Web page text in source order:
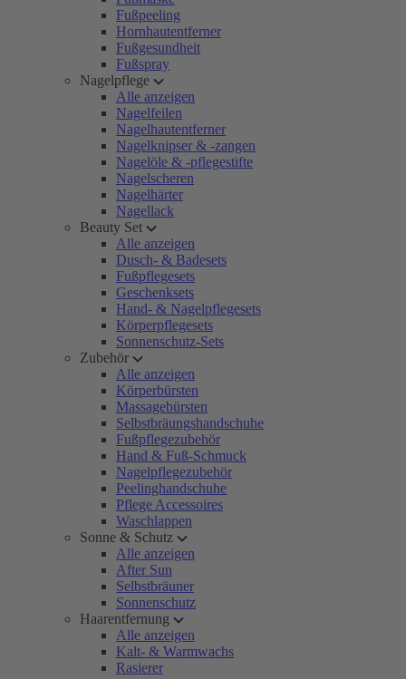
Fußpeeling
Hornhautentferner
Fußgesundheit
Fußspray
Nagelpflege
Alle anzeigen
Nagelfeilen
Nagelhautentferner
Nagelknipser & -zangen
Nagelöle & -pflegestifte
Nagelscheren
Nagelhärter
Nagellack
Beauty Set
Alle anzeigen
Dusch- & Badesets
Fußpflegesets
Geschenksets
Hand- & Nagelpflegesets
Körperpflegesets
Sonnenschutz-Sets
Zubehör
Alle anzeigen
Körperbürsten
Massagebürsten
Selbstbräungshandschuhe
Fußpflegezubehör
Hand & Fuß-Schmuck
Nagelpflegezubehör
Peelinghandschuhe
Pflege Accessoires
Waschlappen
Sonne & Schutz
Alle anzeigen
After Sun
Selbstbräuner
Sonnenschutz
Haarentfernung
Alle anzeigen
Kalt- & Warmwachs
Rasierer